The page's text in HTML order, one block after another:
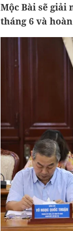
Mộc Bài sẽ giải
tháng 6 và